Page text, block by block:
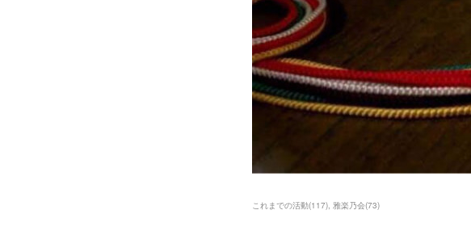
これまでの活動(117) 雅楽乃会(73)